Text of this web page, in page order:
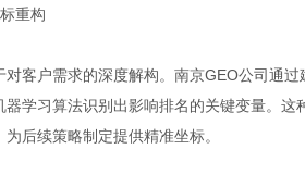
重构
对客户需求的深度解构。南京GEO公司通
器学习算法识别出影响排名的关键变量。
后续策略制定提供精准坐标。